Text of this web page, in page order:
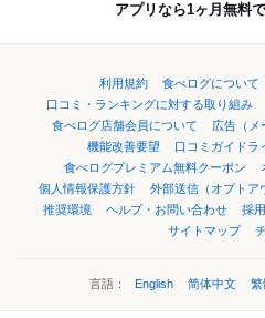
アプリなら1ヶ月無料
利用規約 食べログについて
口コミ・ランキングに対する取り組み
食べログ店舗会員について
広告（メ
機能改善要望
口コミガイドラ
食べログプレミアム無料クーポン
個人情報保護方針
外部送信（オプトア
推奨環境
ヘルプ・お問い合わせ 採
サイトマップ
言語： English 简体中文 繁